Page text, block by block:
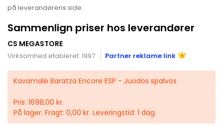
på leverandørens side.
Sammenlign priser hos leverandører
CS MEGASTORE
Virksomhed etableret: 1997 Partner reklame link
Kavamalė Baratza Encore ESP - Juodos spalvos
Pris: 1698,00 kr.
På lager. Fragt: 0,00 kr. Leveringstid: 1 dag.